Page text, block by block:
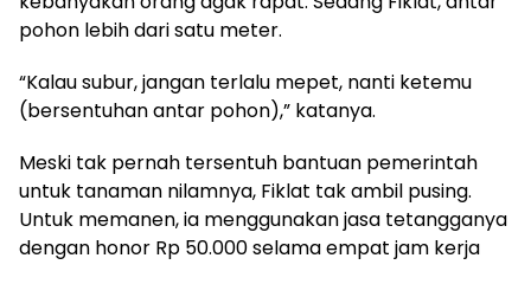
pohon lebih dari satu meter.
“Kalau subur, jangan terlalu mepet, nanti ketemu
(bersentuhan antar pohon),” katanya.
Meski tak pernah tersentuh bantuan pemerintah
untuk tanaman nilamnya, Fiklat tak ambil pusing.
Untuk memanen, ia menggunakan jasa tetangganya
dengan honor Rp 50.000 selama empat jam kerja